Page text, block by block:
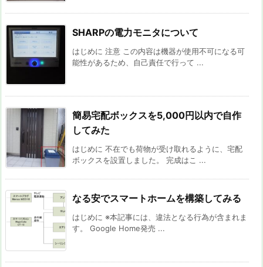
SHARPの電力モニタについて
はじめに 注意 この内容は機器が使用不可になる可
能性があるため、自己責任で行って ...
簡易宅配ボックスを5,000円以内で自作
してみた
はじめに 不在でも荷物が受け取れるように、宅配
ボックスを設置しました。 完成はこ ...
なる安でスマートホームを構築してみる
はじめに ※本記事には、違法となる行為が含まれま
す。 Google Home発売 ...